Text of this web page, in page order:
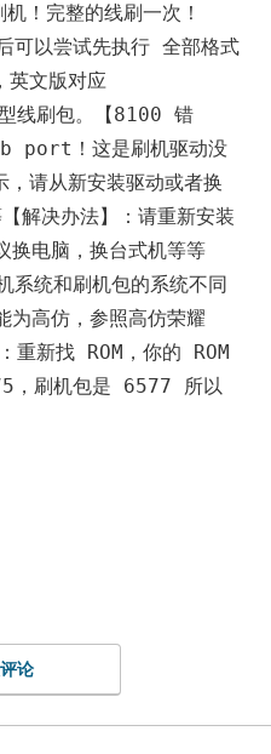
！完整的线刷一次！
可以尝试先执行 全部格式
英文版对应
线刷包。【8100 错
！这是刷机驱动没
请从新安装驱动或者换
解决办法】：请重新安装
换电脑，换台式机等等
系统和刷机包的系统不同
为高仿，参照高仿荣耀
重新找 ROM，你的 ROM
，刷机包是 6577 所以
论